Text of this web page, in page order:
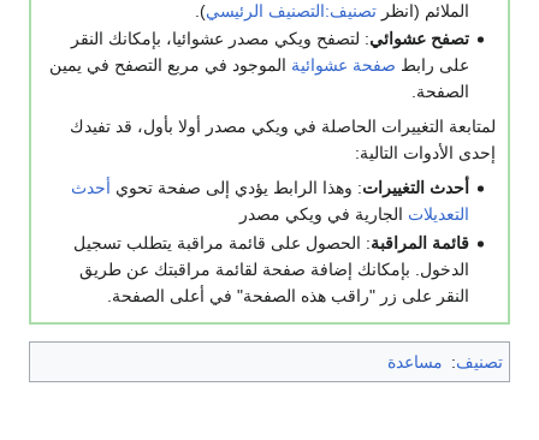
الملائم (انظرتصنيف:التصنيف الرئيسي).
تصفح عشوائي: لتصفح ويكي مصدر عشوائيا، بإمكانك النقر
على رابط صفحة عشوائية الموجود في مربع التصفح في يمين
الصفحة.
لمتابعة التغييرات الحاصلة في ويكي مصدر أولا بأول، قد تفيدك
إحدى الأدوات التالية:
أحدث التغييرات: وهذا الرابط يؤدي إلى صفحة تحوي أحدث
التعديلات الجارية في ويكي مصدر
قائمة المراقبة: الحصول على قائمة مراقبة يتطلب تسجيل
الدخول. بإمكانك إضافة صفحة لقائمة مراقبتك عن طريق
النقر على زر "راقب هذه الصفحة" في أعلى الصفحة.
تصنيف: مساعدة